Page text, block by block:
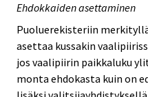
Ehdokkaiden asettaminen
Puoluerekisteriin
asettaa kussakin
jos vaalipiirin paikkaluku
monta ehdokasta kuin on